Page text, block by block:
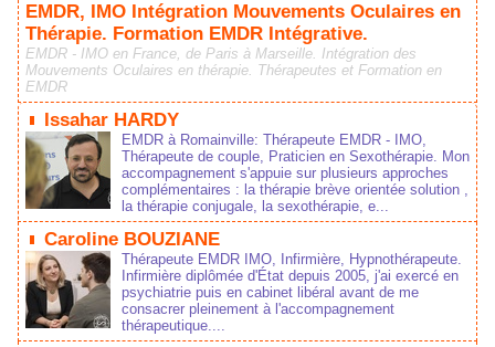
EMDR, IMO Intégration Mouvements Oculaires en
Thérapie. Formation EMDR Intégrative.
EMDR - IMO en France, de Paris à Marseille. Intégration des
Mouvements Oculaires en thérapie. Thérapeutes et Formation en
EMDR
Issahar HARDY
EMDR à Romainville: Thérapeute EMDR - IMO,
Thérapeute de couple, Praticien en Sexothérapie. Mon
accompagnement s'appuie sur plusieurs approches
complémentaires : la thérapie brève orientée solution ,
la thérapie conjugale, la sexothérapie, e...
Caroline BOUZIANE
Thérapeute EMDR IMO, Infirmière, Hypnothérapeute.
Infirmière diplômée d'État depuis 2005, j'ai exercé en
psychiatrie puis en cabinet libéral avant de me
consacrer pleinement à l'accompagnement
thérapeutique....